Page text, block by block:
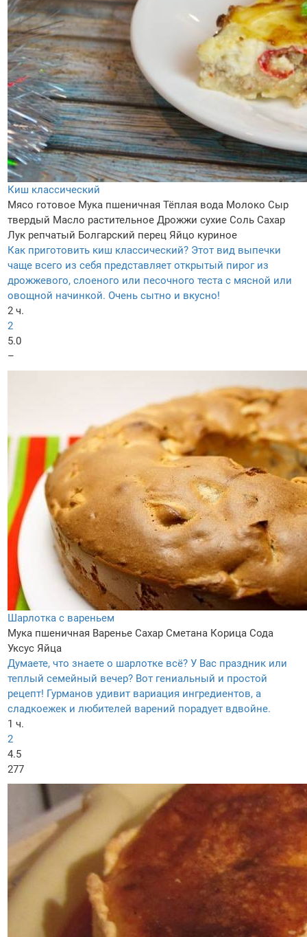
Киш классический
Мясо готовое Мука пшеничная Тёплая вода Молоко Сыр
твердый Масло растительное Дрожжи сухие Соль Сахар
Лук репчатый Болгарский перец Яйцо куриное
Как приготовить киш классический? Этот вид выпечки
чаще всего из себя представляет открытый пирог из
дрожжевого, слоеного или песочного теста с мясной или
овощной начинкой. Очень сытно и вкусно!
2 ч.
2
5.0
–
Шарлотка с вареньем
Мука пшеничная Варенье Сахар Сметана Корица Сода
Уксус Яйца
Думаете, что знаете о шарлотке всё? У Вас праздник или
теплый семейный вечер? Вот гениальный и простой
рецепт! Гурманов удивит вариация ингредиентов, а
сладкоежек и любителей варений порадует вдвойне.
1 ч.
2
4.5
277